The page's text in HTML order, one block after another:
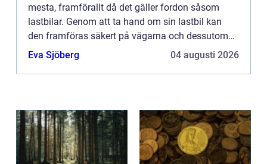
mesta, framförallt då det gäller fordon såsom
lastbilar. Genom att ta hand om sin lastbil kan
den framföras säkert på vägarna och dessutom
behålla ett högt marknadsvärde. Det är både
Eva Sjöberg 04 augusti 2026